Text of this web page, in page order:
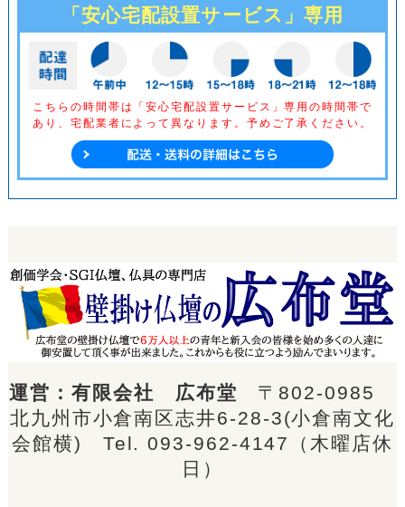
「安心宅配設置サービス」専用
こちらの時間帯は「安心宅配設置サービス」専用の時間帯で
あり、 宅配業者によって異なります。予めご了承ください。
運営：有限会社 広布堂 〒802-0985
北九州市小倉南区志井6-28-3(小倉南文化
会館横) Tel.093-962-4147
（木曜店休
日）